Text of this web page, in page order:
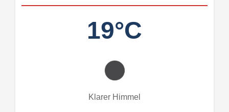
19°C
Klarer Himmel